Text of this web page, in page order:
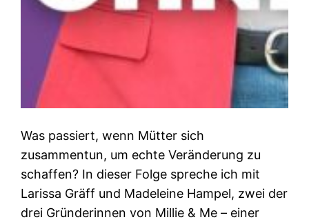
Was passiert, wenn Mütter sich
zusammentun, um echte Veränderung zu
schaffen? In dieser Folge spreche ich mit
Larissa Gräff und Madeleine Hampel, zwei der
drei Gründerinnen von Millie & Me – einer